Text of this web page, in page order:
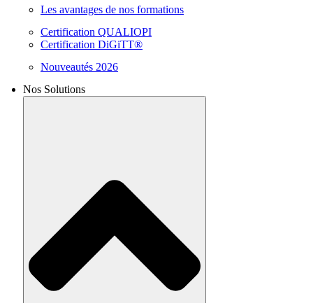
Les avantages de nos formations
Certification QUALIOPI
Certification DiGiTT®
Nouveautés 2026
Nos Solutions